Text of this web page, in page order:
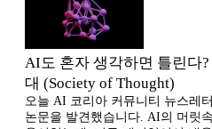
AI도 혼자 생각하면 틀린다
대 (Society of Thought)
오늘 AI 코리아 커뮤니티 뉴스레
논문을 발견했습니다. AI의 머릿